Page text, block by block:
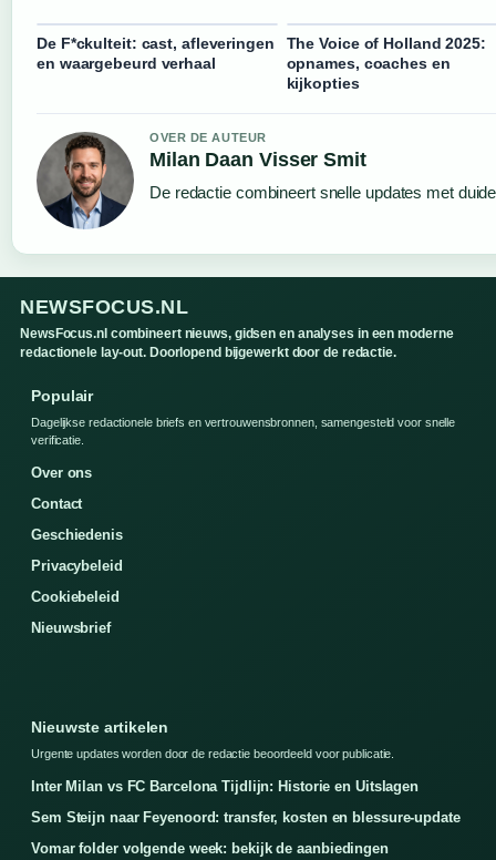
De F*ckulteit: cast, afleveringen
en waargebeurd verhaal
The Voice of Holland 2025:
opnames, coaches en
kijkopties
OVER DE AUTEUR
Milan Daan Visser Smit
De redactie combineert snelle updates met
NEWSFOCUS.NL
NewsFocus.nl combineert nieuws, gidsen en analyses in een moderne
redactionele lay-out. Doorlopend bijgewerkt door de redactie.
Populair
Dagelijkse redactionele briefs en vertrouwensbronnen, samengesteld voor snelle
verificatie.
Over ons
Contact
Geschiedenis
Privacybeleid
Cookiebeleid
Nieuwsbrief
Nieuwste artikelen
Urgente updates worden door de redactie beoordeeld voor publicatie.
Inter Milan vs FC Barcelona Tijdlijn: Historie en Uitslagen
Sem Steijn naar Feyenoord: transfer, kosten en blessure-update
Vomar folder volgende week: bekijk de aanbiedingen